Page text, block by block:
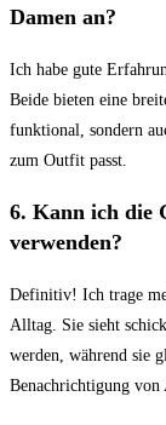
Damen⁤ an?
Ich habe gute
Beide bieten eine⁢
funktional, sondern
zum Outfit passt.
6. Kann ich die​
verwenden?
Definitiv! Ich ‍trage
Alltag. Sie sieht⁣
werden, während sie
Benachrichtigung‌ von